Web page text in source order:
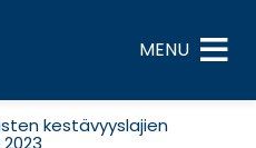
MENU
kestävyyslajien